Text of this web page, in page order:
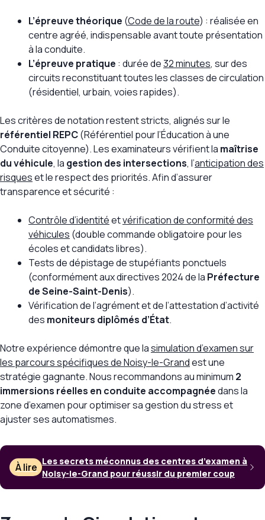
L’épreuve théorique (Code de la route) : réalisée en
centre agréé, indispensable avant toute présentation
à la conduite.
L’épreuve pratique : durée de32 minutes, sur des
circuits reconstituant toutes les classes de circulation
(résidentiel, urbain, voies rapides).
Les critères de notation restent stricts, alignés sur le
référentiel REPC(Référentiel pour l’Éducation à une
Conduite citoyenne). Les examinateurs vérifient la maîtrise
du véhicule, la gestion des intersections, l’anticipation des
risqueset le respect des priorités. Afin d’assurer
transparence et sécurité :
Contrôle d’identitéetvérification de conformité des
véhicules (double commande obligatoire pour les
écoles et candidats libres).
Tests de dépistage de stupéfiants ponctuels
(conformément aux directives 2024 de la Préfecture
de Seine-Saint-Denis).
Vérification de l’agrément et de l’attestation d’activité
des moniteurs diplômés d’État.
Notre expérience démontre que lasimulation d’examen sur
les parcours spécifiques de Noisy-le-Grandest une
stratégie gagnante. Nous recommandons au minimum 2
immersions réelles en conduite accompagnéedans la
zone d’examen pour optimiser sa gestion du stress et
ajuster ses automatismes.
À lire Les secrets méconnus des centres d’examen à
Noisy-le-Grand pour réussir du premier coup